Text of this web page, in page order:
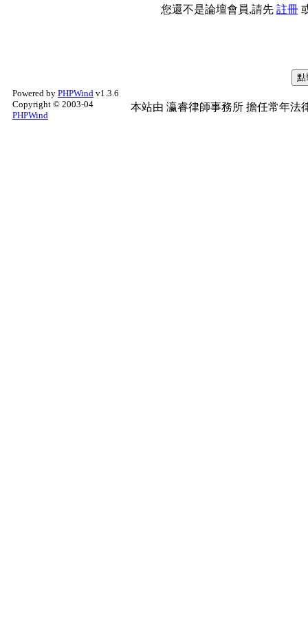
您還不是論壇會員,請先 註冊
Powered by PHPWind v1.3.6
Copyright © 2003-04
PHPWind
本站由 瀛睿律師事務所 擔任常年法